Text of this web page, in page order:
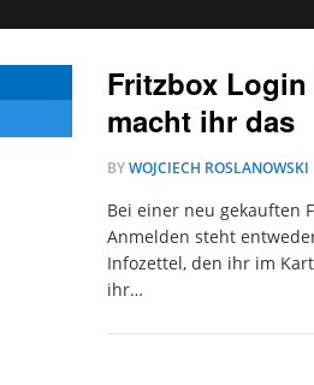
Fritzbox
macht ihr das
BYWOJCIECH ROSLANOWSKI
Bei einer neu gekauften
Anmelden steht
Infozettel, den ihr im
ihr…